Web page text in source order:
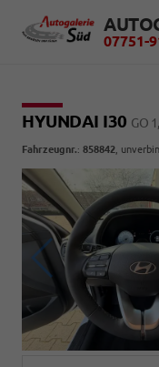
07751-
HYUNDAI I30 GO
Fahrzeugnr.: 858842 ,